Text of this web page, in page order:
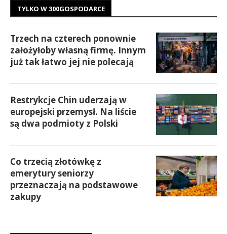
TYLKO W 300GOSPODARCE
Trzech na czterech ponownie
założyłoby własną firmę. Innym
już tak łatwo jej nie polecają
Restrykcje Chin uderzają w
europejski przemysł. Na liście
są dwa podmioty z Polski
Co trzecią złotówkę z
emerytury seniorzy
przeznaczają na podstawowe
zakupy